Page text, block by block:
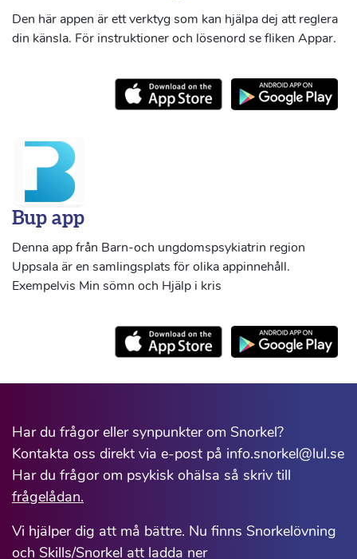
Den här appen är ett verktyg som kan hjälpa dej att reglera
din känsla. För instruktioner och lösenord se fliken Appar.
Bup app
Denna app från Barn-och ungdomspsykiatrin region
Uppsala är en samlingsplats för olika appinnehåll.
Exempelvis Min sömn och Hjälp i kris
Har du frågor eller synpunkter om Snorkel?
Kontakta oss direkt via e-post på info.snorkel@lul.se
Har du frågor om psykisk ohälsa så skriv till
frågelådan.
Vi hjälper dig att må bättre. Nu finns Snorkelövning
och Skills/Snorkel att ladda ner